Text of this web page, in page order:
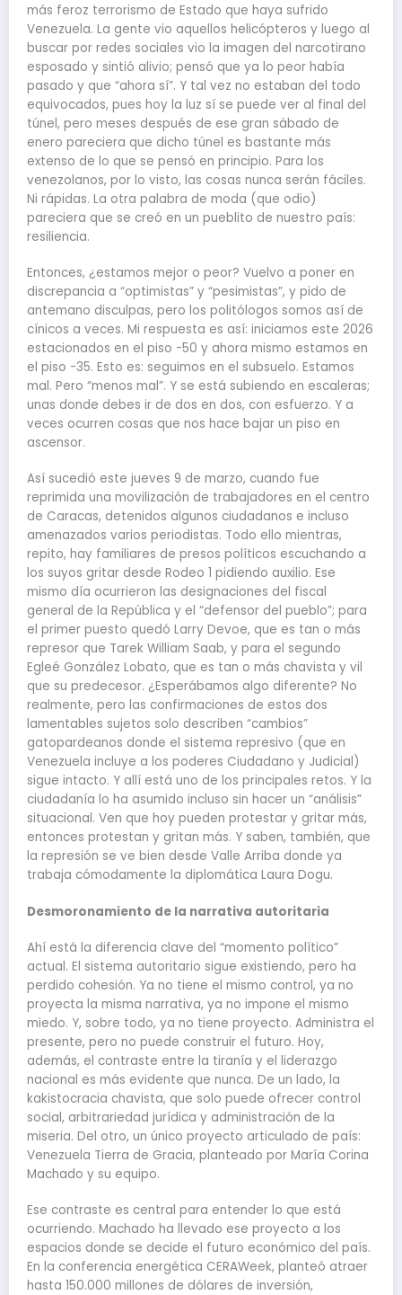
más feroz terrorismo de Estado que haya sufrido
Venezuela. La gente vio aquellos helicópteros y luego al
buscar por redes sociales vio la imagen del narcotirano
esposado y sintió alivio; pensó que ya lo peor había
pasado y que “ahora sí”. Y tal vez no estaban del todo
equivocados, pues hoy la luz sí se puede ver al final del
túnel, pero meses después de ese gran sábado de
enero pareciera que dicho túnel es bastante más
extenso de lo que se pensó en principio. Para los
venezolanos, por lo visto, las cosas nunca serán fáciles.
Ni rápidas. La otra palabra de moda (que odio)
pareciera que se creó en un pueblito de nuestro país:
resiliencia.
Entonces, ¿estamos mejor o peor? Vuelvo a poner en
discrepancia a “optimistas” y “pesimistas”, y pido de
antemano disculpas, pero los politólogos somos así de
cínicos a veces. Mi respuesta es así: iniciamos este 2026
estacionados en el piso -50 y ahora mismo estamos en
el piso -35. Esto es: seguimos en el subsuelo. Estamos
mal. Pero “menos mal”. Y se está subiendo en escaleras;
unas donde debes ir de dos en dos, con esfuerzo. Y a
veces ocurren cosas que nos hace bajar un piso en
ascensor.
Así sucedió este jueves 9 de marzo, cuando fue
reprimida una movilización de trabajadores en el centro
de Caracas, detenidos algunos ciudadanos e incluso
amenazados varios periodistas. Todo ello mientras,
repito, hay familiares de presos políticos escuchando a
los suyos gritar desde Rodeo 1 pidiendo auxilio. Ese
mismo día ocurrieron las designaciones del fiscal
general de la República y el “defensor del pueblo”; para
el primer puesto quedó Larry Devoe, que es tan o más
represor que Tarek William Saab, y para el segundo
Egleé González Lobato, que es tan o más chavista y vil
que su predecesor. ¿Esperábamos algo diferente? No
realmente, pero las confirmaciones de estos dos
lamentables sujetos solo describen “cambios”
gatopardeanos donde el sistema represivo (que en
Venezuela incluye a los poderes Ciudadano y Judicial)
sigue intacto. Y allí está uno de los principales retos. Y la
ciudadanía lo ha asumido incluso sin hacer un “análisis”
situacional. Ven que hoy pueden protestar y gritar más,
entonces protestan y gritan más. Y saben, también, que
la represión se ve bien desde Valle Arriba donde ya
trabaja cómodamente la diplomática Laura Dogu.
Desmoronamiento de la narrativa autoritaria
Ahí está la diferencia clave del “momento político”
actual. El sistema autoritario sigue existiendo, pero ha
perdido cohesión. Ya no tiene el mismo control, ya no
proyecta la misma narrativa, ya no impone el mismo
miedo. Y, sobre todo, ya no tiene proyecto. Administra el
presente, pero no puede construir el futuro. Hoy,
además, el contraste entre la tiranía y el liderazgo
nacional es más evidente que nunca. De un lado, la
kakistocracia chavista, que solo puede ofrecer control
social, arbitrariedad jurídica y administración de la
miseria. Del otro, un único proyecto articulado de país:
Venezuela Tierra de Gracia, planteado por María Corina
Machado y su equipo.
Ese contraste es central para entender lo que está
ocurriendo. Machado ha llevado ese proyecto a los
espacios donde se decide el futuro económico del país.
En la conferencia energética CERAWeek, planteó atraer
hasta 150.000 millones de dólares de inversión,